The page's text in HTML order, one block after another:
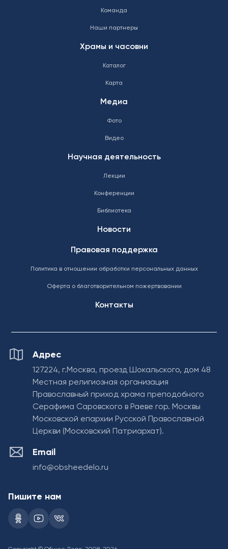
Команда
Наши партнеры
Храмы и часовни
Каталог
Карта
Медиа
Фото
Видео
Научная деятельность
Лекции
Конференции
Библиотека
Новости
Правовая поддержка
Политика в отношении обработки персональных данных
Оферта о благотворительном пожертвовании
Контакты
Адрес
127224, г.Москва, проезд Шокальского, дом 48
Местная религиозная организация
Православный приход храма преподобного
Серафима Саровского в Раеве гор. Москвы
Московской епархии Русской Православной
Церкви (Московский Патриархат).
Email
info@obsheedelo.ru
Пишите нам